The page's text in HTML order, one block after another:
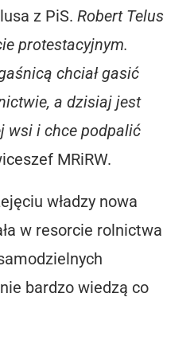
z PiS. Robert Telus
protestacyjnym.
chciał gasić
a dzisiaj jest
wsi i chce podpalić
MRiRW.
władzy nowa
w resorcie rolnictwa
bardzo wiedzą co